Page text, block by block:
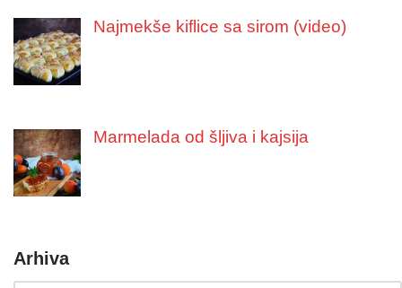
Najmekše kiflice sa sirom (video)
Marmelada od šljiva i kajsija
Arhiva